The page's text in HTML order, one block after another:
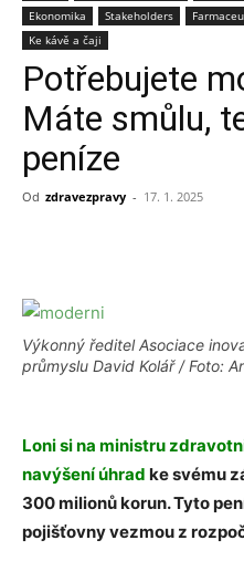
Ekonomika
Stakeholders
Ke kávě a čaji
Potřebujete
Máte smůlu,
peníze
Od zdravezpravy - 17. 1. 2025
Výkonný ředitel Asociace
průmyslu David Kolář / Foto:
Loni si na ministru
navýšení úhrad ke svému
300 milionů korun. Tyto
pojišťovny vezmou z